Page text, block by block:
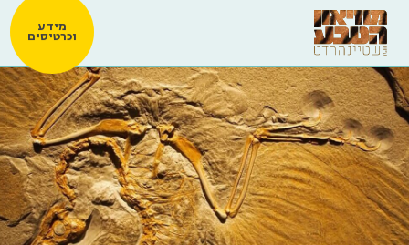
מידע
וכרטיסים